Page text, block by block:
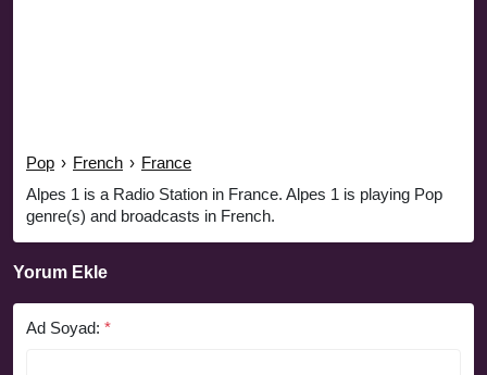
Pop › French › France
Alpes 1 is a Radio Station in France. Alpes 1 is playing Pop
genre(s) and broadcasts in French.
Yorum Ekle
Ad Soyad: *